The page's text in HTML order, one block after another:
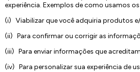
experiência. Exemplos de como usamos
Viabilizar que você adquiria produtos
Para confirmar ou corrigir as
Para enviar informações que
Para personalizar sua experiência de